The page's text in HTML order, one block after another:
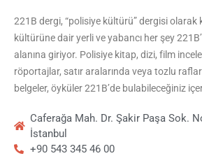
221B dergi, “polisiye kültürü” dergisi olarak
kültürüne dair yerli ve yabancı her şey
alanına giriyor. Polisiye kitap, dizi, film
röportajlar, satır aralarında veya tozlu
belgeler, öyküler 221B’de bulabileceğiniz
Caferağa Mah. Dr. Şakir Paşa Sok.
İstanbul
+90 543 345 46 00